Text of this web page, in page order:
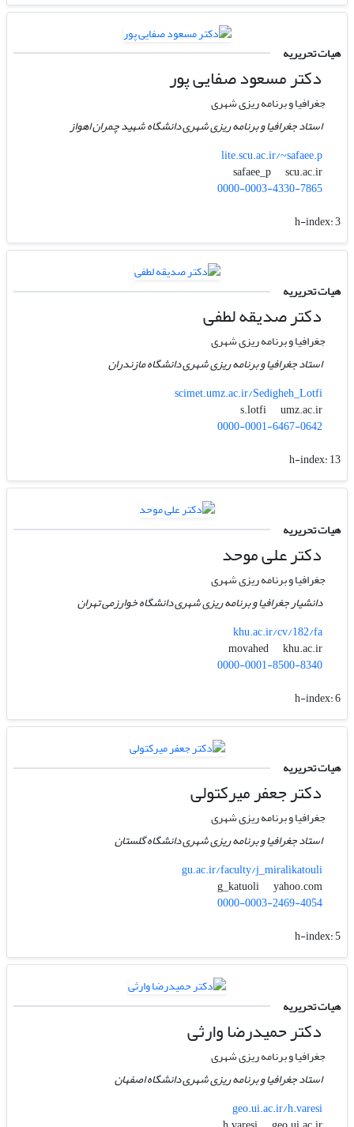
هیات تحریریه
دکتر مسعود صفایی پور
جغرافیا و برنامه ریزی شهری
استاد جغرافیا و برنامه ریزی شهری دانشگاه شهید چمران اهواز
lite.scu.ac.ir/~safaee.p
safaee_p
scu.ac.ir
0000-0003-4330-7865
h-index:3
هیات تحریریه
دکتر صدیقه لطفی
جغرافیا و برنامه ریزی شهری
استاد جغرافیا و برنامه ریزی شهری دانشگاه مازندران
scimet.umz.ac.ir/Sedigheh_Lotfi
s.lotfi
umz.ac.ir
0000-0001-6467-0642
h-index:13
هیات تحریریه
دکتر علی موحد
جغرافیا و برنامه ریزی شهری
دانشیار جغرافیا و برنامه ریزی شهری دانشگاه خوارزمی تهران
khu.ac.ir/cv/182/fa
movahed
khu.ac.ir
0000-0001-8500-8340
h-index:6
هیات تحریریه
دکتر جعفر میرکتولی
جغرافیا و برنامه ریزی شهری
استاد جغرافیا و برنامه ریزی شهری دانشگاه گلستان
gu.ac.ir/faculty/j_miralikatouli
g_katuoli
yahoo.com
0000-0003-2469-4054
h-index:5
هیات تحریریه
دکتر حمیدرضا وارثی
جغرافیا و برنامه ریزی شهری
استاد جغرافیا و برنامه ریزی شهری دانشگاه اصفهان
geo.ui.ac.ir/h.varesi